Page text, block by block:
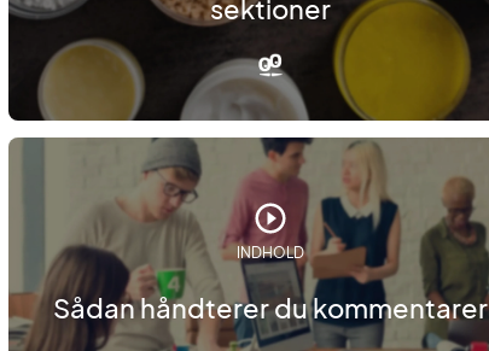
sektioner
INDHOLD
Sådan håndterer du kommentarer